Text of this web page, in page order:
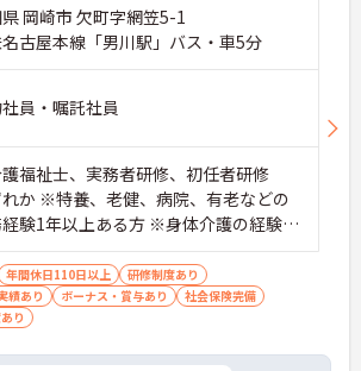
岡崎市 欠町字網笠5-1
古屋本線「男川駅」バス・車5分
員・嘱託社員
福祉士、実務者研修、初任者研修
か ※特養、老健、病院、有老などの
験1年以上ある方 ※身体介護の経験年
る方、機械浴の使用の経験のある方
年間休日110日以上
研修制度あり
績あり
ボーナス・賞与あり
社会保険完備
り